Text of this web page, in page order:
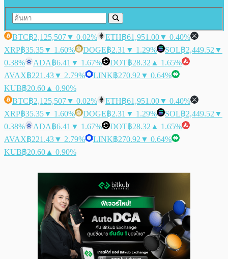
BTC฿2,125,507▼ 0.02% ETH฿61,951.00▼ 0.40%
XRP฿35.35▼ 1.60% DOGE฿2.31 ▼ 1.29% SOL฿2,449.52 ▼
0.38%
ADA฿6.41 ▼ 1.67% DOT฿28.32 ▲ 1.65%
AVAX฿221.43▼ 2.79% LINK฿270.92 ▼ 0.64%
KUB฿20.60 ▲ 0.90%
BTC฿2,125,507▼ 0.02% ETH฿61,951.00▼ 0.40%
XRP฿35.35▼ 1.60% DOGE฿2.31 ▼ 1.29% SOL฿2,449.52 ▼
0.38%
ADA฿6.41 ▼ 1.67% DOT฿28.32 ▲ 1.65%
AVAX฿221.43▼ 2.79% LINK฿270.92 ▼ 0.64%
KUB฿20.60 ▲ 0.90%